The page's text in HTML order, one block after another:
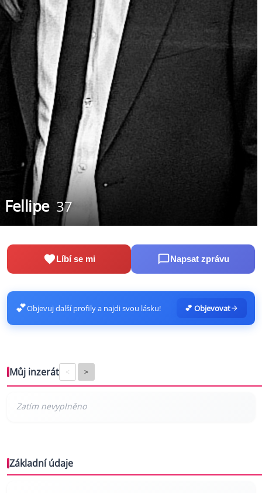
Fellipe 37
Líbí se mi Napsat zprávu
💕Objevuj další profily a najdi svou lásku! 💕 Objevovat
Můj inzerát < >
Základní údaje